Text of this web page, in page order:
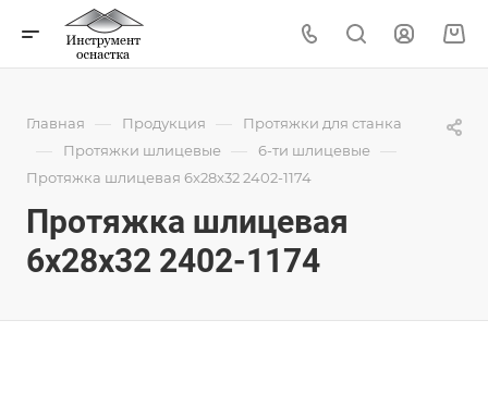
Главная — Продукция — Протяжки для станка
— Протяжки шлицевые — 6-ти шлицевые —
Протяжка шлицевая 6x28x32 2402-1174
Протяжка шлицевая
6x28x32 2402-1174